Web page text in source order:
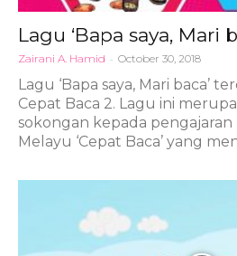
Lagu ‘Bapa saya, Mari
Zairani A. Hamid - October 30, 2018
Lagu ‘Bapa saya, Mari baca’
Cepat Baca 2. Lagu ini
sokongan kepada pengajaran
Melayu ‘Cepat Baca’ yang